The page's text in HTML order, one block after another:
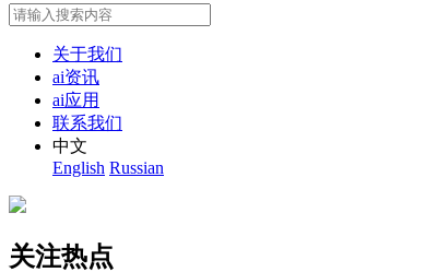
关于我们
ai资讯
ai应用
联系我们
中文
English Russian
关注热点